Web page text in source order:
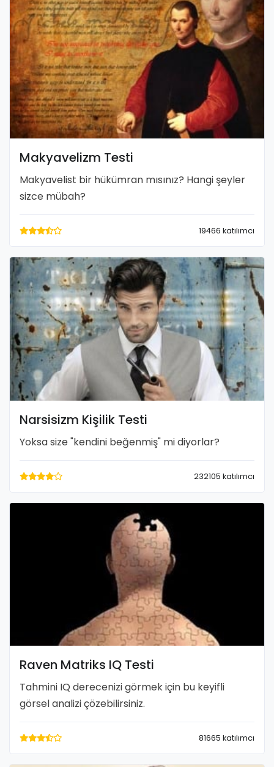
Makyavelizm Testi
Makyavelist bir hükümran mısınız? Hangi şeyler
sizce mübah?
19466 katılımcı
Narsisizm Kişilik Testi
Yoksa size "kendini beğenmiş" mi diyorlar?
232105 katılımcı
Raven Matriks IQ Testi
Tahmini IQ derecenizi görmek için bu keyifli
görsel analizi çözebilirsiniz.
81665 katılımcı